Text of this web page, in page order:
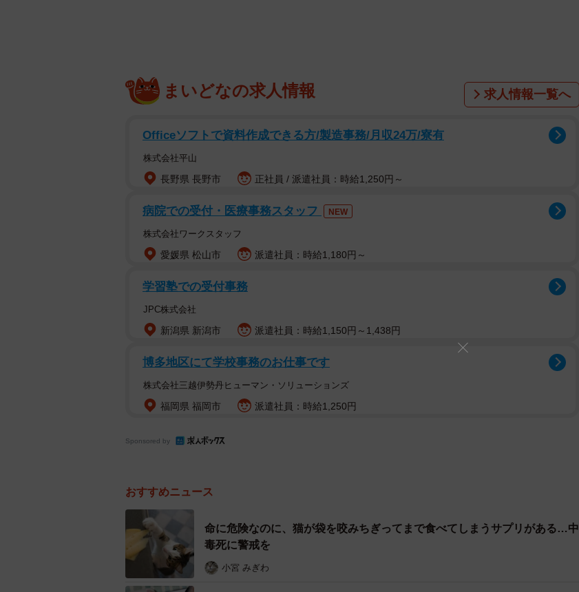
まいどなの求人情報 求人情報一覧へ
Officeソフトで資料作成できる方/製造事務/月収24万/寮有
株式会社平山
長野県 長野市 正社員 / 派遣社員：時給1,250円～
病院での受付・医療事務スタッフ NEW
株式会社ワークスタッフ
愛媛県 松山市 派遣社員：時給1,180円～
学習塾での受付事務
JPC株式会社
新潟県 新潟市 派遣社員：時給1,150円～1,438円
博多地区にて学校事務のお仕事です
株式会社三越伊勢丹ヒューマン・ソリューションズ
福岡県 福岡市 派遣社員：時給1,250円
Sponsored by
おすすめニュース
命に危険なのに、猫が袋を咬みちぎってまで食べてしまうサプリがある…中
毒死に警戒を
小宮 みぎわ